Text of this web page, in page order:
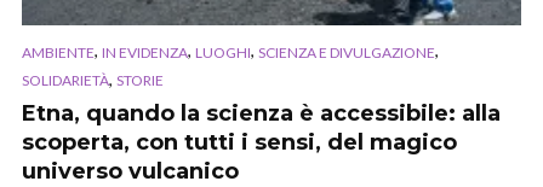
AMBIENTE, IN EVIDENZA, LUOGHI, SCIENZA E DIVULGAZIONE,
SOLIDARIETÀ, STORIE
Etna, quando la scienza è accessibile: alla
scoperta, con tutti i sensi, del magico
universo vulcanico